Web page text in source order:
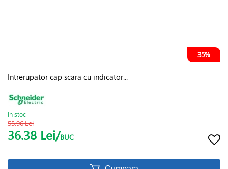
35%
Intrerupator cap scara cu indicator...
In stoc
55.96 Lei
36.38 Lei/BUC